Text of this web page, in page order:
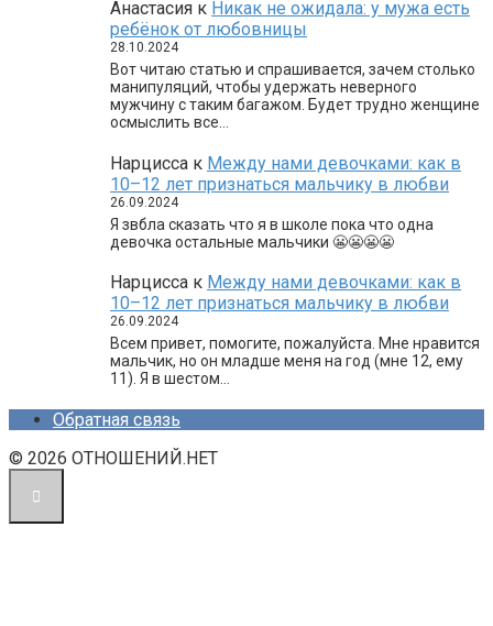
Анастасия к Никак не ожидала: у мужа есть
ребёнок от любовницы
28.10.2024
Вот читаю статью и спрашивается, зачем столько
манипуляций, чтобы удержать неверного
мужчину с таким багажом. Будет трудно женщине
осмыслить все…
Нарцисса к Между нами девочками: как в
10–12 лет признаться мальчику в любви
26.09.2024
Я звбла сказать что я в школе пока что одна
девочка остальные мальчики 😬😬😬😬
Нарцисса к Между нами девочками: как в
10–12 лет признаться мальчику в любви
26.09.2024
Всем привет, помогите, пожалуйста. Мне нравится
мальчик, но он младше меня на год (мне 12, ему
11). Я в шестом…
Обратная связь
© 2026 ОТНОШЕНИЙ.НЕТ